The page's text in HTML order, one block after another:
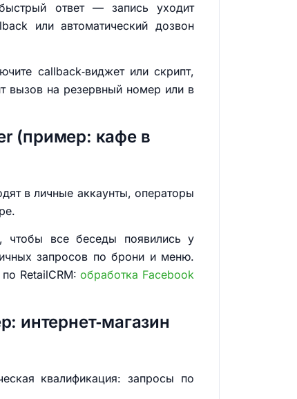
ответ — запись уходит
или автоматический дозвон
callback‑виджет или скрипт,
вызов на резервный номер или в
(пример: кафе в
в личные аккаунты, операторы
чтобы все беседы появились у
запросов по брони и меню.
RetailCRM:обработка Facebook
интернет‑магазин
квалификация: запросы по